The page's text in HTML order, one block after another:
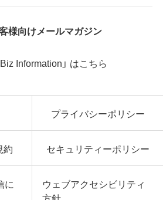
様向けメールマガジン
Biz Information」 はこちら
プライバシーポリシー
約 セキュリティーポリシー
に
ウェブアクセシビリティ